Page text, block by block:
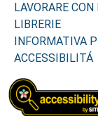
LAVORARE CON
LIBRERIE
INFORMATIVA
ACCESSIBILITÁ